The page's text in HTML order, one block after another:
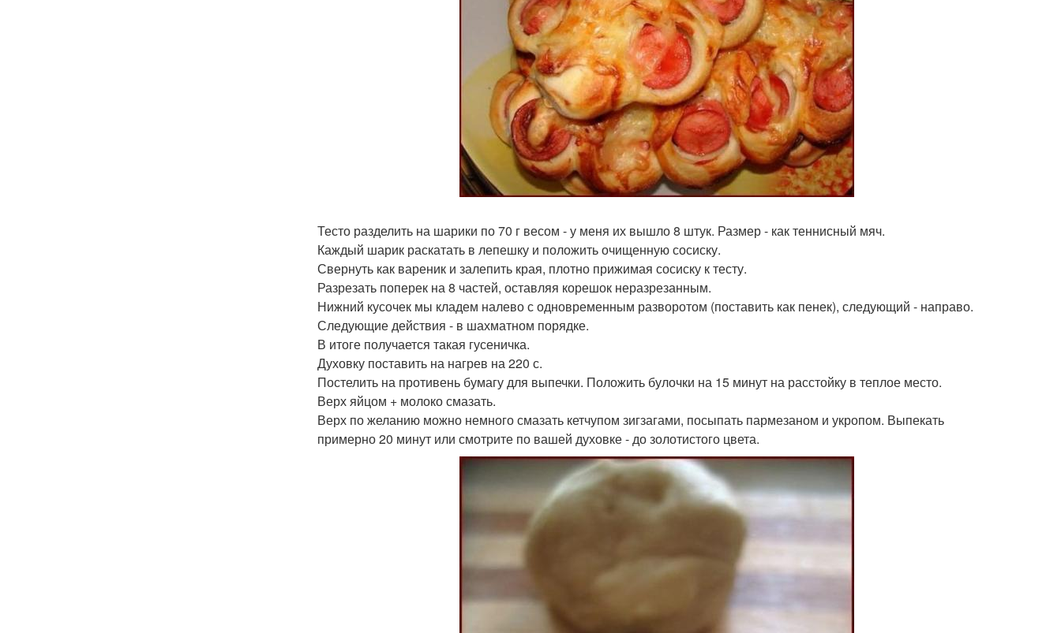
Тесто разделить на шарики по 70 г весом - у меня их вышло 8 штук. Размер - как теннисный мяч.
Каждый шарик раскатать в лепешку и положить очищенную сосиску.
Свернуть как вареник и залепить края, плотно прижимая сосиску к тесту.
Разрезать поперек на 8 частей, оставляя корешок неразрезанным.
Нижний кусочек мы кладем налево с одновременным разворотом (поставить как пенек), следующий - направо.
Следующие действия - в шахматном порядке.
В итоге получается такая гусеничка.
Духовку поставить на нагрев на 220 с.
Постелить на противень бумагу для выпечки. Положить булочки на 15 минут на расстойку в теплое место.
Верх яйцом + молоко смазать.
Верх по желанию можно немного смазать кетчупом зигзагами, посыпать пармезаном и укропом. Выпекать
примерно 20 минут или смотрите по вашей духовке - до золотистого цвета.